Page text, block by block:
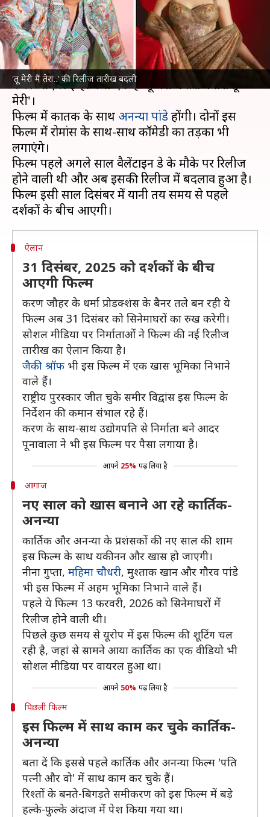
'तू मेरी मैं तेरा..' की रिलीज तारीख बदली
लेखन नेहा शर्मा Sep 14, 2025 01:27 pm
क्या है खबर?
कार्तिक आर्यनआने वाले दिनों में कई चर्चित फिल्मों में
नजर आएंगे। इन्हीं में से एक है 'तू मेरी मैं तेरा मैं तेरा तू
मेरी'।
फिल्म में कार्तिक के साथ अनन्या पांडेहोंगी। दोनों इस
फिल्म में रोमांस के साथ-साथ कॉमेडी का तड़का भी
लगाएंगे।
फिल्म पहले अगले साल वैलेंटाइन डे के मौके पर रिलीज
होने वाली थी और अब इसकी रिलीज में बदलाव हुआ है।
फिल्म इसी साल दिसंबर में यानी तय समय से पहले
ऐलान
31 दिसंबर, 2025 को दर्शकों के बीच
आएगी फिल्म
करण जौहर के धर्मा प्रोडक्शंस के बैनर तले बन रही ये
फिल्म अब 31 दिसंबर को सिनेमाघरों का रुख करेगी।
सोशल मीडिया पर निर्माताओं ने फिल्म की नई रिलीज
तारीख का ऐलान किया है।
जैकी श्रॉफ भी इस फिल्म में एक खास भूमिका निभाने
वाले हैं।
राष्ट्रीय पुरस्कार जीत चुके समीर विद्वांस इस फिल्म के
निर्देशन की कमान संभाल रहे हैं।
करण के साथ-साथ उद्योगपति से निर्माता बने आदर
पूनावाला ने भी इस फिल्म पर पैसा लगाया है।
आपने 25% पढ़ लिया है
आगाज
नए साल को खास बनाने आ रहे कार्तिक-
अनन्या
कार्तिक और अनन्या के प्रशंसकाें की नए साल की शाम
इस फिल्म के साथ यकीनन और खास हो जाएगी।
नीना गुप्ता, महिमा चौधरी, मुश्ताक खान और गौरव पांडे
भी इस फिल्म में अहम भूमिका निभाने वाले हैं।
पहले ये फिल्म 13 फरवरी, 2026 को सिनेमाघरों में
रिलीज होने वाली थी।
पिछले कुछ समय से यूरोप में इस फिल्म की शूटिंग चल
रही है, जहां से सामने आया कार्तिक का एक वीडियो भी
सोशल मीडिया पर वायरल हुआ था।
आपने 50% पढ़ लिया है
पिछली फिल्म
इस फिल्म में साथ काम कर चुके कार्तिक-
अनन्या
बता दें कि इससे पहले कार्तिक और अनन्या फिल्म 'पति
पत्नी और वो' में साथ काम कर चुके हैं।
रिश्तों के बनते-बिगड़ते समीकरण को इस फिल्म में बड़े
हल्के-फुल्के अंदाज में पेश किया गया था।